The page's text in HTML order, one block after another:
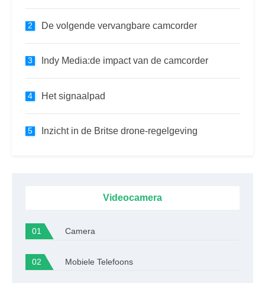
De volgende vervangbare camcorder
Indy Media:de impact van de camcorder
Het signaalpad
Inzicht in de Britse drone-regelgeving
Videocamera
Camera
Mobiele Telefoons